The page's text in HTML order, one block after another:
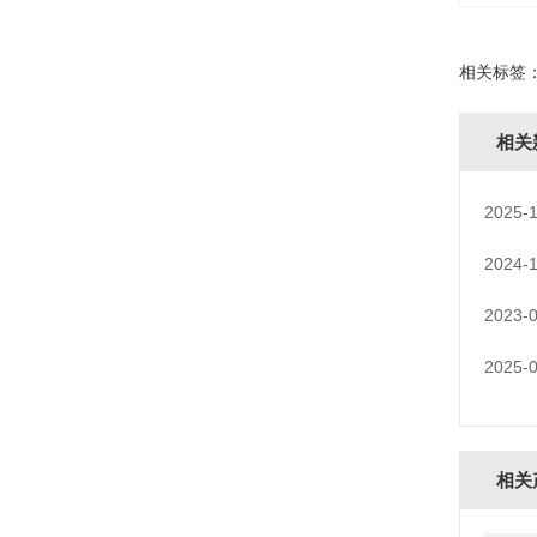
相关标签
相关
2025-
2024-
2023-
2025-
相关